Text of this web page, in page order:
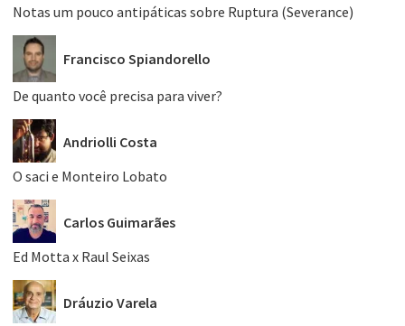
Notas um pouco antipáticas sobre Ruptura (Severance)
Francisco Spiandorello
De quanto você precisa para viver?
Andriolli Costa
O saci e Monteiro Lobato
Carlos Guimarães
Ed Motta x Raul Seixas
Dráuzio Varela